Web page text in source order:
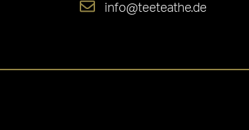
info@teeteathe.de